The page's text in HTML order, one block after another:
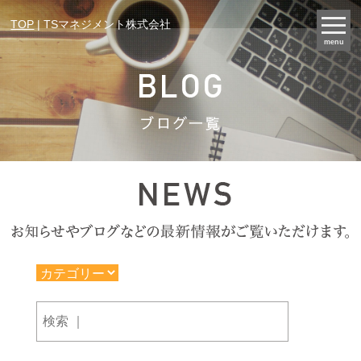
menu
TOP| TSマネジメント株式会社